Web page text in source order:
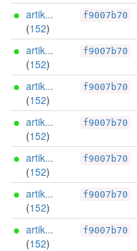
artik...
(152)
f9007b70
artik...
(152)
f9007b70
artik...
(152)
f9007b70
artik...
(152)
f9007b70
artik...
(152)
f9007b70
artik...
(152)
f9007b70
artik...
(152)
f9007b70